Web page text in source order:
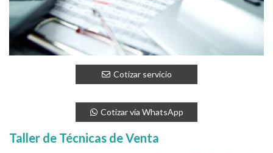
Cotizar servicio
Cotizar vía WhatsApp
Taller de Técnicas de Venta